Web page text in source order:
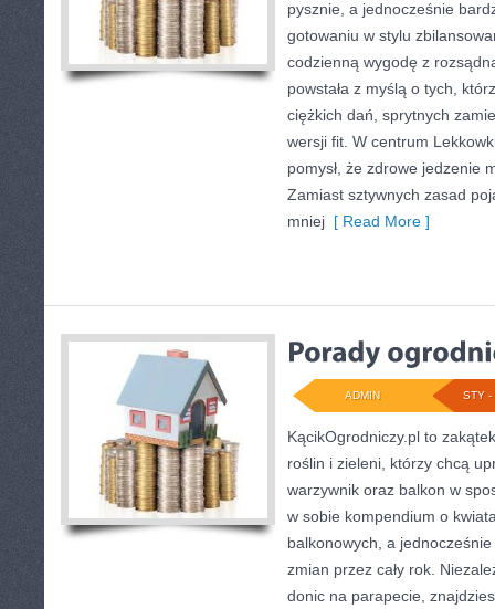
pysznie, a jednocześnie
gotowaniu w stylu
codzienną wygodę z
powstała z myślą o tych,
ciężkich dań, sprytnych
wersji fit. W centrum
pomysł, że zdrowe jedzenie
Zamiast sztywnych zasad
mniej [ Read More ]
STY -
ADMIN
KącikOgrodniczy.pl to
roślin i zieleni, którzy chcą
warzywnik oraz balkon w
w sobie kompendium o
balkonowych, a
zmian przez cały rok.
donic na parapecie,